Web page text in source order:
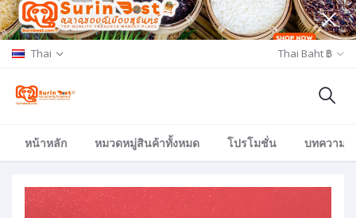
Thai Thai Baht ฿
หน้าหลัก หมวดหมู่สินค้าทั้งหมด โปรโมชั่น บทความ/